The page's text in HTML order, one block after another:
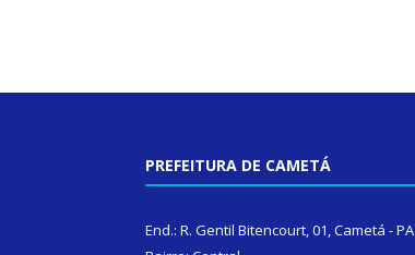
PREFEITURA DE CAMETÁ
End.: R. Gentil Bitencourt, 01, Cametá - PA